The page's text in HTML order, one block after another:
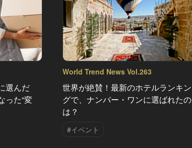
選んだ
った“変
World Trend News Vol.263
世界が絶賛！最新のホテルランキン
グで、ナンバー・ワンに選ばれたの
は？
#イベント